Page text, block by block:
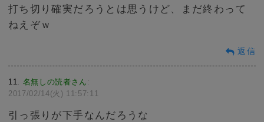
打ち切り確実だろうとは思うけど、まだ終わって
ねえぞｗ
返信
11 名無しの読者さん :
2017/02/14(火) 11:57:11
引っ張りが下手なんだろうな